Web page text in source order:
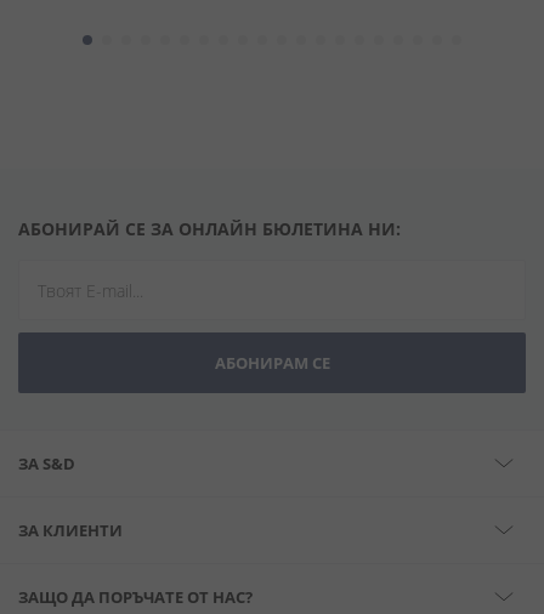
АБОНИРАЙ СЕ ЗА ОНЛАЙН БЮЛЕТИНА НИ:
АБОНИРАМ СЕ
ЗА S&D
ЗА КЛИЕНТИ
ЗАЩО ДА ПОРЪЧАТЕ ОТ НАС?